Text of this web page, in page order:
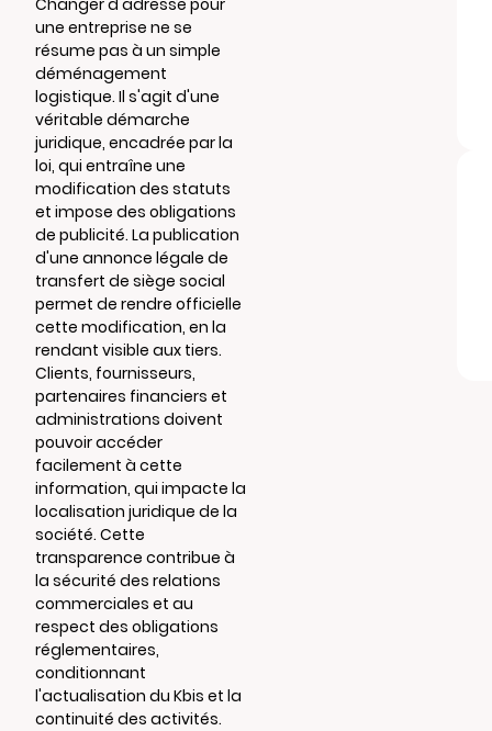
Changer d'adresse pour
une entreprise ne se
résume pas à un simple
déménagement
logistique. Il s'agit d'une
véritable démarche
juridique, encadrée par la
loi, qui entraîne une
modification des statuts
et impose des obligations
de publicité. La publication
d'une annonce légale de
transfert de siège social
permet de rendre officielle
cette modification, en la
rendant visible aux tiers.
Clients, fournisseurs,
partenaires financiers et
administrations doivent
pouvoir accéder
facilement à cette
information, qui impacte la
localisation juridique de la
société. Cette
transparence contribue à
la sécurité des relations
commerciales et au
respect des obligations
réglementaires,
conditionnant
l'actualisation du Kbis et la
continuité des activités.